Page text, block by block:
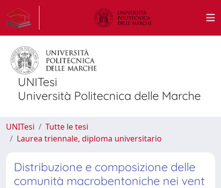
UNITesi
Università Politecnica delle Marche
UNITesi
Tutte le tesi
Laurea triennale, diploma universitario
Distribuzione e composizione delle
comunità macrobentoniche nei vent